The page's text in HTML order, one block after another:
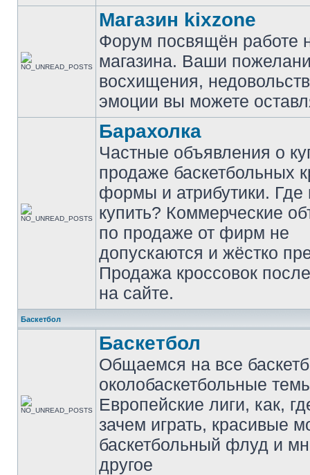
Магазин kixzone
Форум посвящён работе
магазина. Ваши
восхищения,
эмоции вы можете
Барахолка
Частные объявления о
продаже баскетбольных
формы и атрибутики. Где
купить? Коммерческие
по продаже от фирм не
допускаются и жёстко
Продажа кроссовок
на сайте.
Баскетбол
Баскетбол
Общаемся на все
околобаскетбольные
Европейские лиги, как,
зачем играть, красивые
баскетбольный флуд и
другое